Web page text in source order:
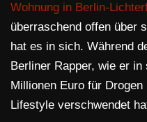
Wohnung in Berlin-
überraschend offen über
hat es in sich. Während
Berliner Rapper, wie er
Millionen Euro für
Lifestyle verschwendet